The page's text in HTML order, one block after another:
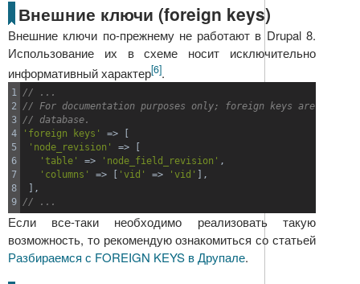
Внешние ключи (foreign keys)
Внешние ключи по-прежнему не работают в Drupal 8.
Использование их в схеме носит исключительно
информативный характер[6].
1
2
3
4
5
6
7
8
// ...
// For documentation purposes only; foreign keys are not
// database.
'foreign keys'
=>
[
'node_revision'
=>
[
'table'
=> 'node_field_revision' ,
'columns'
=> [ 'vid' => 'vid' ] ,
] ,
// ...
Если все-таки необходимо реализовать такую
возможность, то рекомендую ознакомиться со статьей
Разбираемся с FOREIGN KEYS в Друпале.